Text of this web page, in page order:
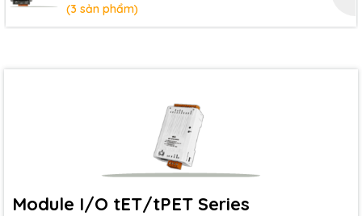
(3 sản phẩm)
Module I/O tET/tPET Series